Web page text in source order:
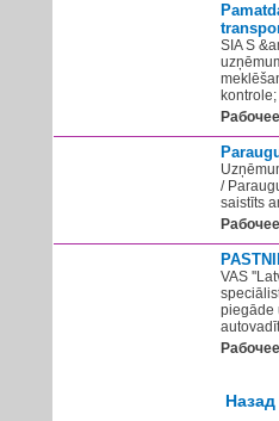
SIA S
/
saistīts
VAS
piegāde
Назад